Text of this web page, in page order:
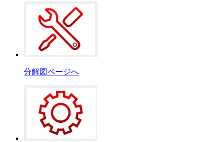
分解図ページへ